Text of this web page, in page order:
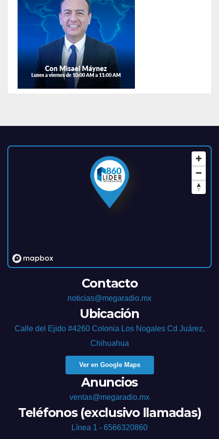
Contacto
noticias@megaradio.mx
Ubicación
Calle del Ejido #4260 Colonia Los Nogales Cd Juárez,
Chihuahua
Ver en Google Maps
Anuncios
ventas@megaradio.mx
Teléfonos (exclusivo llamadas)
Línea 1 - 6566320860